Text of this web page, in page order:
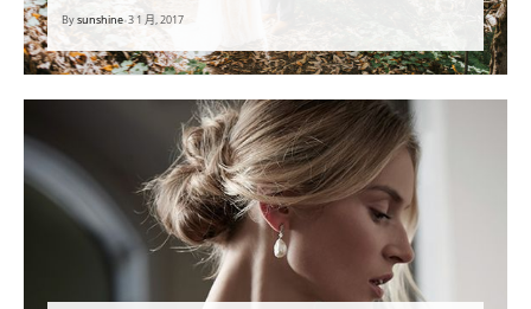
Bysunshine•3 1 月, 2017